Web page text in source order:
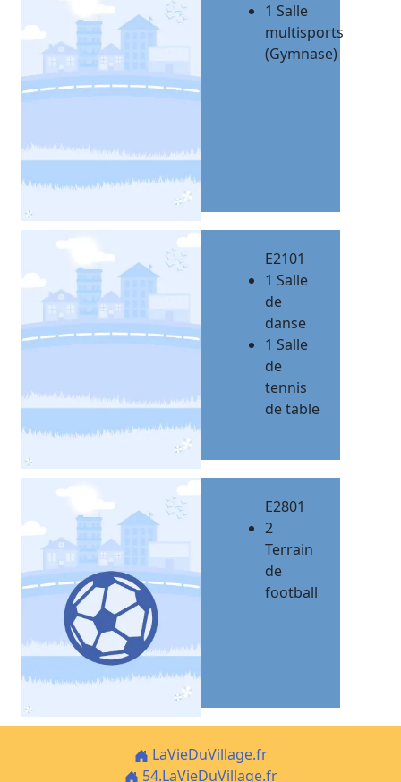
1 Salle
multisports
(Gymnase)
E2101
1 Salle
de
danse
1 Salle
de
tennis
de table
E2801
2
Terrain
de
football
LaVieDuVillage.fr
54.LaVieDuVillage.fr